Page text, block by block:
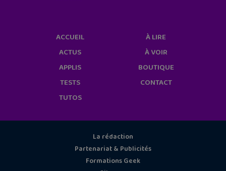
ACCUEIL
ACTUS
APPLIS
TESTS
TUTOS
À LIRE
À VOIR
BOUTIQUE
CONTACT
La rédaction
Partenariat & Publicités
Formations Geek